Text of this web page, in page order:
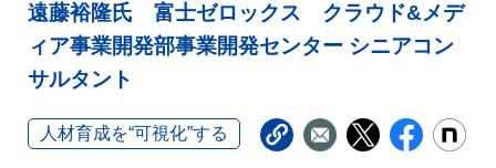
遠藤裕隆氏 富士ゼロックス クラウド&メデ
ィア事業開発部事業開発センター シニアコン
サルタント
人材育成を“可視化”する